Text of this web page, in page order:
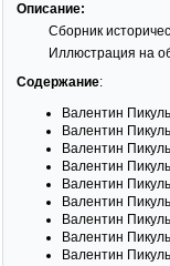
Описание:
Сборник
Иллюстрация на
Содержание:
Валентин
Валентин
Валентин
Валентин
Валентин
Валентин
Валентин
Валентин
Валентин